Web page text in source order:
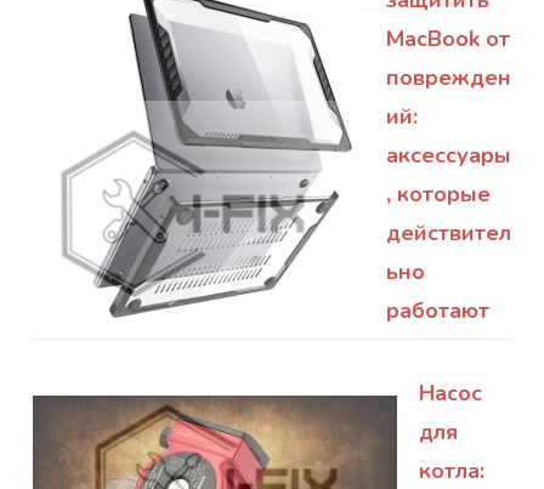
MacBook от
поврежден
ий:
аксессуары
, которые
действител
ьно
работают
Насос
для
котла: